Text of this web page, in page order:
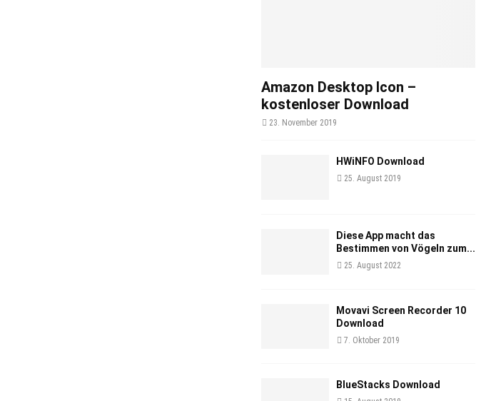
Amazon Desktop Icon –
kostenloser Download
23. November 2019
HWiNFO Download
25. August 2019
Diese App macht das
Bestimmen von Vögeln zum...
25. August 2022
Movavi Screen Recorder 10
Download
7. Oktober 2019
BlueStacks Download